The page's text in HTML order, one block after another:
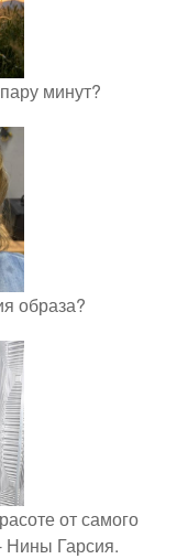
минут?
образа?
от самого
Нины Гарсия.